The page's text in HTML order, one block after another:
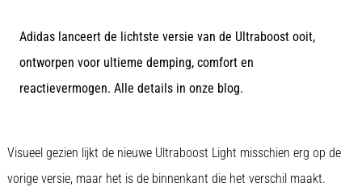
en
na
het
elke
hardloper
Adidas lanceert de lichtste versie van de Ultraboost ooit,
ontworpen voor ultieme demping, comfort en
reactievermogen. Alle details in onze blog.
Visueel gezien lijkt de nieuwe Ultraboost Light misschien erg op de
vorige versie, maar het is de binnenkant die het verschil maakt.